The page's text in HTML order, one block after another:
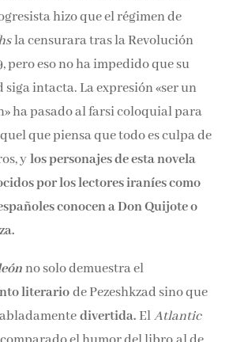
y progresista hizo que el
ayatollahs
la censurara tras la
de 1979, pero eso no ha
su popularidad siga intacta. La
un tío Napoleón» ha pasado al
para designar a aquel que
es culpa de los extranjeros,
de esta novela son tan
los lectores iraníes como los
conocen a Don Quijote o
no solo demuestra el
literario de Pezeshkzad sino